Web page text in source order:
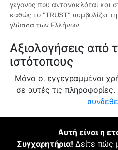
γεγονός που αντανακλάται και
καθώς το "TRUST" συμβολίζει
γλώσσα των Ελλήνων.
Αξιολογήσεις από
ιστότοπους
Μόνο οι εγγεγραμμένοι
σε αυτές τις πληροφορίες.
Αυτή είναι η
Συγχαρητήρια! Δείτε πώς